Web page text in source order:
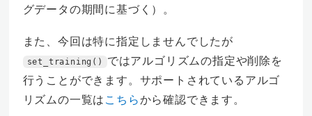
グデータの期間に基づく）。
また、今回は特に指定しませんでしたが
set_training()
ではアルゴリズムの指定や削除を
行うことができます。サポートされているアルゴ
リズムの一覧はこちらから確認できます。